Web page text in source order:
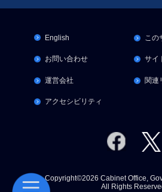
English この
お問い合わせ サイ
運営会社 関連
アクセシビリティ
Copyright©2026 Cabinet Office,
All Rights